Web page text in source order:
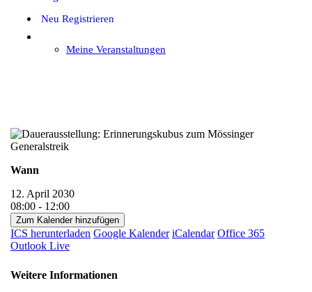
Neu Registrieren
Meine Veranstaltungen
Wann
12. April 2030
08:00 - 12:00
Zum Kalender hinzufügen
ICS herunterladen Google Kalender iCalendar Office 365
Outlook Live
Weitere Informationen